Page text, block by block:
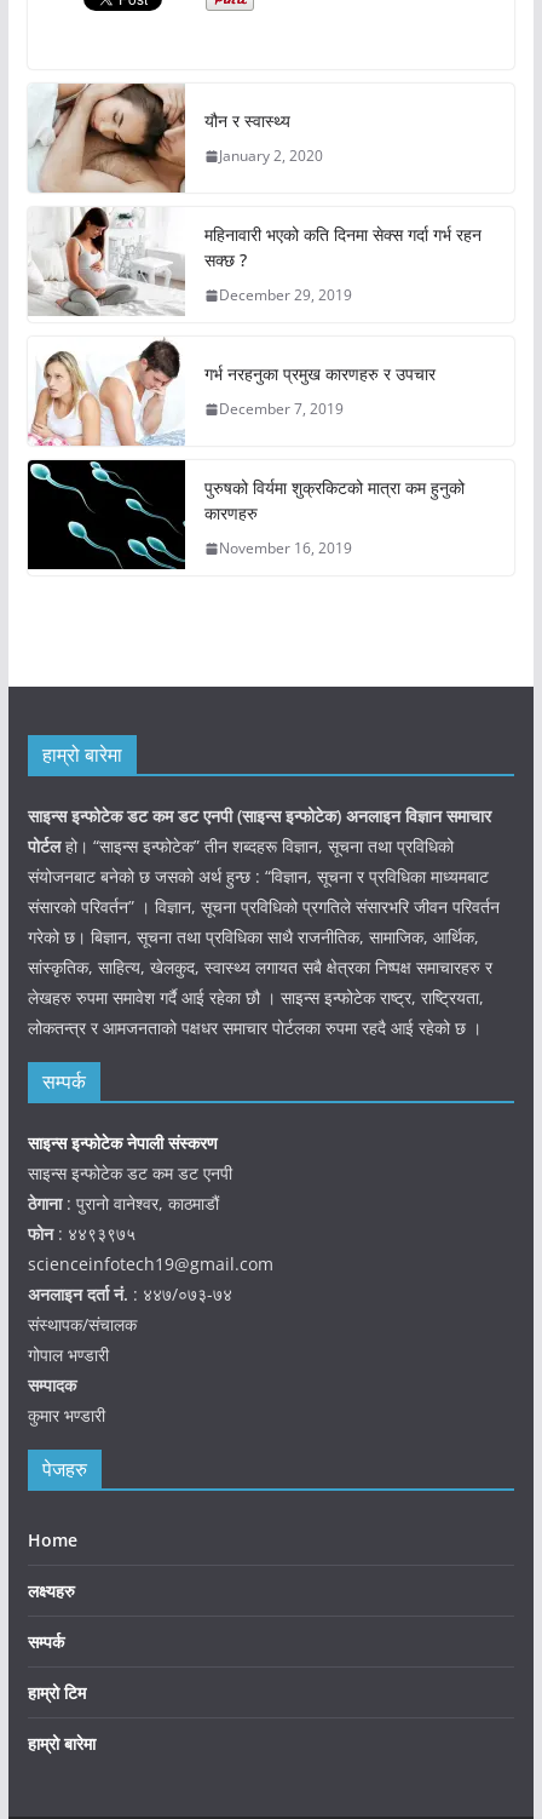
यौन र स्वास्थ्य
January 2, 2020
महिनावारी भएको कति दिनमा सेक्स गर्दा गर्भ रहन
सक्छ ?
December 29, 2019
गर्भ नरहनुका प्रमुख कारणहरु र उपचार
December 7, 2019
पुरुषको विर्यमा शुक्रकिटको मात्रा कम हुनुको
कारणहरु
November 16, 2019
हाम्रो बारेमा
साइन्स इन्फोटेक डट कम डट एनपी (साइन्सइन्फोटेक) अनलाइन विज्ञान समाचार
पोर्टलहो। “साइन्स इन्फोटेक” तीन शब्दहरू विज्ञान, सूचना तथा प्रविधिको
संयोजनबाट बनेको छ जसको अर्थ हुन्छ : “विज्ञान, सूचना र प्रविधिका माध्यमबाट
संसारको परिवर्तन” । विज्ञान, सूचना प्रविधिको प्रगतिले संसारभरि जीवन परिवर्तन
गरेको छ। बिज्ञान, सूचना तथा प्रविधिका साथै राजनीतिक, सामाजिक, आर्थिक,
सांस्कृतिक, साहित्य, खेलकुद, स्वास्थ्य लगायत सबै क्षेत्रका निष्पक्ष समाचारहरु र
लेखहरु रुपमा समावेश गर्दै आई रहेका छौ । साइन्स इन्फोटेक राष्ट्र, राष्ट्रियता,
लोकतन्त्र र आमजनताको पक्षधर समाचार पोर्टलका रुपमा रहदै आई रहेको छ ।
सम्पर्क
साइन्स इन्फोटेक नेपाली संस्करण
साइन्स इन्फोटेक डट कम डट एनपी
ठेगाना: पुरानो वानेश्वर, काठमाडौं
फोन: ४४९३९७५
scienceinfotech19@gmail.com
अनलाइन दर्ता नं. : ४४७/०७३-७४
संस्थापक/संचालक
गोपाल भण्डारी
सम्पादक
कुमार भण्डारी
पेजहरु
Home
लक्ष्यहरु
सम्पर्क
हाम्रो टिम
हाम्रो बारेमा